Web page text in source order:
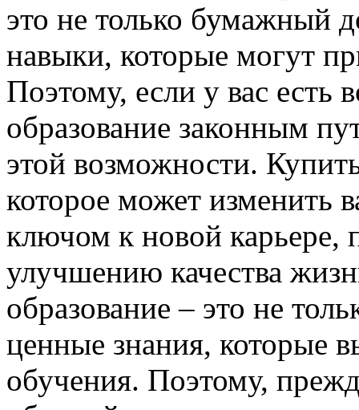
это не только бумажный
навыки, которые могут
Поэтому, если у вас есть
образование законным
этой возможности.
которое может изменить
ключом к новой
улучшению качества
образование – это не
ценные знания, которые
обучения. Поэтому,